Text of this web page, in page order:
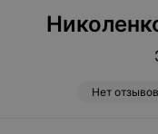
Нет отзывов